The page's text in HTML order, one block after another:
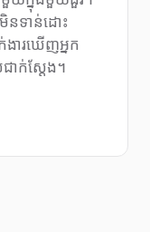
នទាន់ដោះ
ារឃើញអ្នក
ាក់ស្តែង។